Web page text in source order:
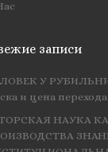
записи
У
и цена
НАУКА